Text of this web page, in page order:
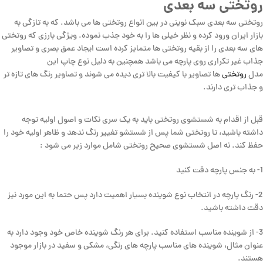
روتختی سه بعدی
روتختی سه بعدی سبک نوینی در بین انواع روتختی ها می باشد. که به تازگی به
بازار ایران ورود کرده و نظر خیلی ها را به خود جذب نموده. ویژگی بارزی که روتختی
های سه بعدی را از بقیه روتختی ها متمایز کرده است ایجاد عمق بصری و تصاویر
جذاب غیر تکراری روی پارچه می باشد همچنین به دلیل نوع چاپ این
مدلروتختیها تصاویر با کیفیت بالا تری دیده می شوند و تصاویر رنگ های تازه تر
و جذاب تری دارند.
قبل از اقدام به شستشوی روتختی باید به یک سری نکات و اصول اولیه توجه
داشته باشید، تا روتختی شما پس از شستشو تغییر رنگ ندهد و ظاهر اولیه خود را
حفظ کند. نه اصل شستشوی صحیح روتختی شامل موارد زیر می شود :
1- به جنس پارچه دقت کنید
2- رنگ پارچه در انتخاب نوع شوینده بسیار اهمیت دارد پس حتما به این مورد نیز
دقت داشته باشید.
3- از شوینده مناسب استفاده کنید. برای هر رنگ شوینده خاص خود وجود دارد به
عنوان مثال، شوینده های مناسب پارچه های رنگی، مشکی و سفید در بازار موجود
هستند.